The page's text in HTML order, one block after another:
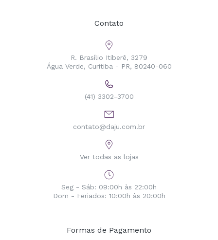
Contato
R. Brasílio Itiberê, 3279
Água Verde, Curitiba - PR, 80240-060
(41) 3302-3700
contato@daju.com.br
Ver todas as lojas
Seg - Sáb: 09:00h às 22:00h
Dom - Feriados: 10:00h às 20:00h
Formas de Pagamento